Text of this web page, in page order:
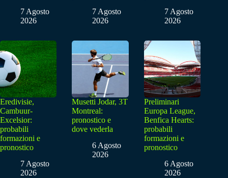
7 Agosto
2026
7 Agosto
2026
7 Agosto
2026
Eredivisie,
Cambuur-
Excelsior:
probabili
formazioni e
pronostico
7 Agosto
2026
Musetti Jodar, 3T
Montreal:
pronostico e
dove vederla
6 Agosto
2026
Preliminari
Europa League,
Benfica Hearts:
probabili
formazioni e
pronostico
6 Agosto
2026